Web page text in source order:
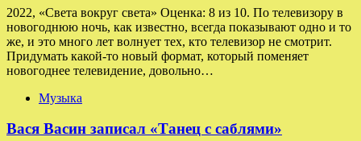
2022, «Света вокруг света» Оценка: 8 из 10. По телевизору в
новогоднюю ночь, как известно, всегда показывают одно и то
же, и это много лет волнует тех, кто телевизор не смотрит.
Придумать какой-то новый формат, который поменяет
новогоднее телевидение, довольно…
Музыка
Вася Васин записал «Танец с саблями»